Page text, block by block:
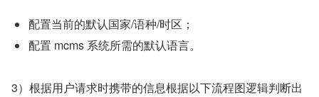
配置当前的默认国家/语种/时区；
配置 mcms 系统所需的默认语言。
3）根据用户请求时携带的信息根据以下流程图逻辑判断出